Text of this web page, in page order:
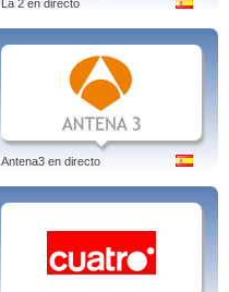
La 2 en directo
Antena3 en directo